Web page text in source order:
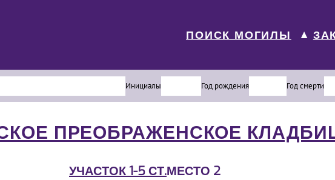
ПОИСК МОГИЛЫ ▼
Инициалы Год рождения Год смерти
ПРЕОБРАЖЕНСКОЕ
УЧАСТОК 1-5 СТ.МЕСТО 2